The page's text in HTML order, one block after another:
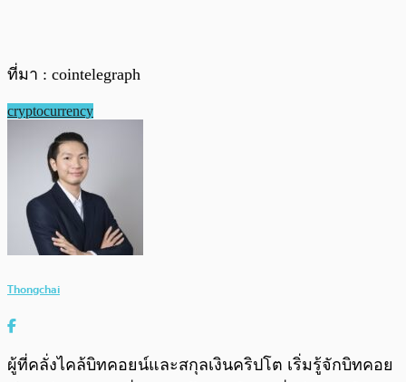
ที่มา : cointelegraph
cryptocurrency
Thongchai
ผู้ที่คลั่งไคล้บิทคอยน์และสกุลเงินคริปโต เริ่มรู้จักบิทคอย